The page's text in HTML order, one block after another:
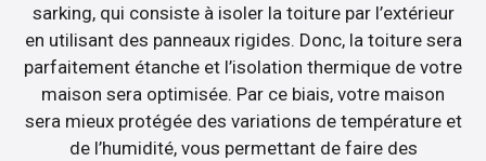
sarking, qui consiste à isoler la toiture par l’extérieur
en utilisant des panneaux rigides. Donc, la toiture sera
parfaitement étanche et l’isolation thermique de votre
maison sera optimisée. Par ce biais, votre maison
sera mieux protégée des variations de température et
de l’humidité, vous permettant de faire des